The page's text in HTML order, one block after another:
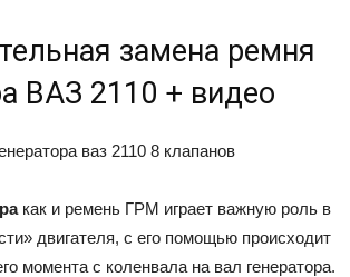
замена ремня
ВАЗ 2110 + видео
как и ремень ГРМ играет важную роль в
двигателя, с его помощью происходит
момента с коленвала на вал генератора.